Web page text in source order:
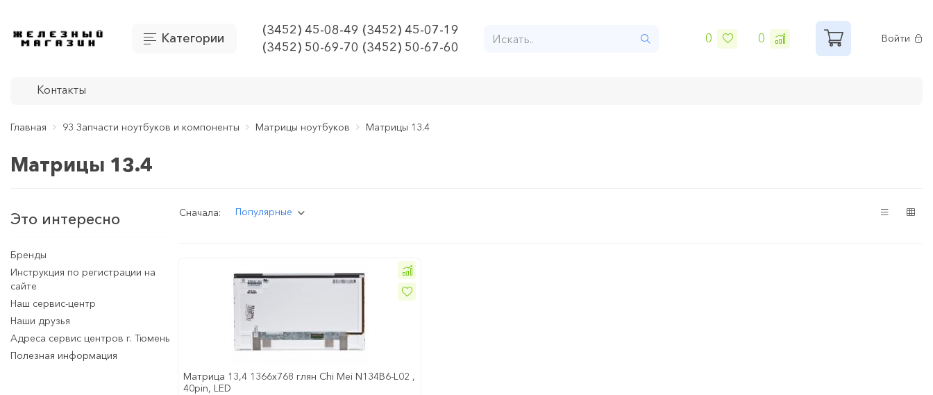
Категории
(3452) 45-08-49 (3452) 45-07-19
(3452) 50-69-70 (3452) 50-67-60
0 0 Войти
Контакты
Главная 93 Запчасти ноутбуков и компоненты Матрицы ноутбуков Матрицы 13.4
Матрицы 13.4
Это интересно
Бренды
Инструкция по регистрации на
сайте
Наш сервис-центр
Наши друзья
Адреса сервис центров г. Тюмень
Полезная информация
Сначала: Популярные
Матрица 13,4 1366x768 глян Chi Mei N134B6-L02 ,
40pin, LED